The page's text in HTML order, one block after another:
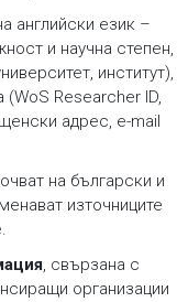
английски език –
и научна степен,
институт),
(WoS Researcher ID,
адрес, е-mail
на български и
източниците
, свързана с
организации